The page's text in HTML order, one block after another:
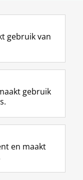
R
S
-
f
e
R
k
I
n
t
r
m
c
Y
o
T
e
k
a
gebruik van
gebruik
en maakt